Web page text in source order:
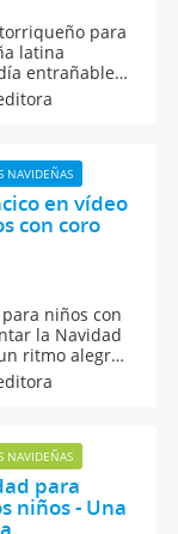
para
latina
entrañable,
mirada del
una
NAVIDEÑAS
en vídeo
con coro
niños con
la Navidad
ritmo alegre
letra para
NAVIDEÑAS
para
niños - Una